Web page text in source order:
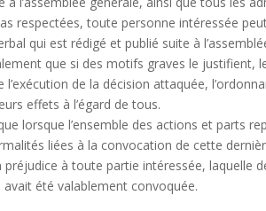
respectées, toute personne intéressée
qui est rédigé et publié suite à
que si des motifs graves le justifient,
de la décision attaquée,
effets à l’égard de tous.
lorsque l’ensemble des actions et parts
liées à la convocation de cette
préjudice à toute partie intéressée, laquelle
avait été valablement convoquée.